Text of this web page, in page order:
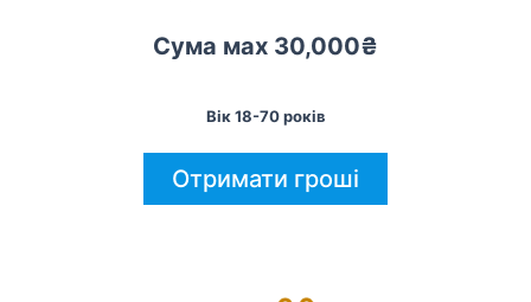
Сума мах 30,000₴
Вік 18-70 років
Отримати гроші